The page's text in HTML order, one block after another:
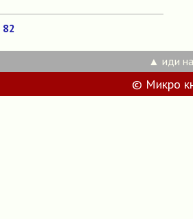
82
▲ иди
© Микро